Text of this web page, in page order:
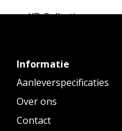
XD Collection
Vanaf€ 25,69tot € 29,03 p/st
Informatie
Aanleverspecificaties
Over ons
Contact